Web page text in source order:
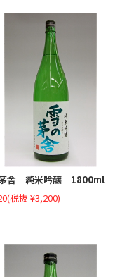
舎 純米吟醸 1800ml
(税抜 ¥3,200)